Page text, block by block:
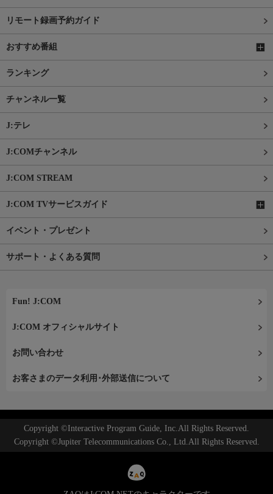
リモート録画予約ガイド
おすすめ番組
ランキング
チャンネル一覧
J:テレ
J:COMチャンネル
J:COM STREAM
J:COM TVサービスガイド
イベント・プレゼント
サポート・よくある質問
Fun! J:COM
J:COM オフィシャルサイト
お問い合わせ
お客さまのデータ利用･外部送信について
Copyright ©Interactive Program Guide, Inc.All Rights Reserved.
Copyright ©Jupiter Telecommunications Co., Ltd.All Rights Reserved.